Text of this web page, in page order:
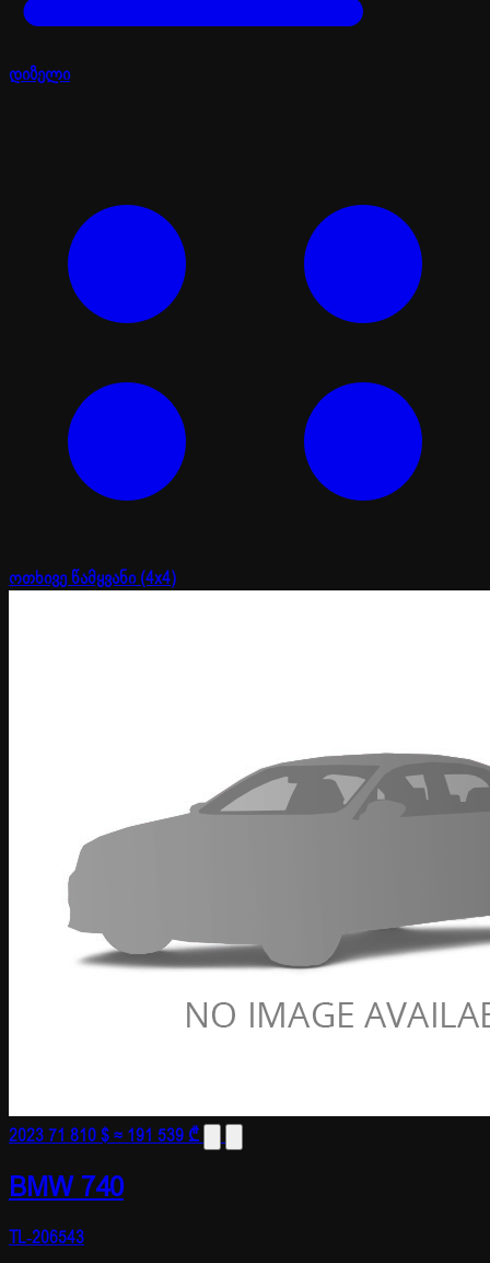
დიზელი
ოთხივე წამყვანი (4x4)
202371 810 $≈ 191 539 ₾
BMW 740
TL-206543